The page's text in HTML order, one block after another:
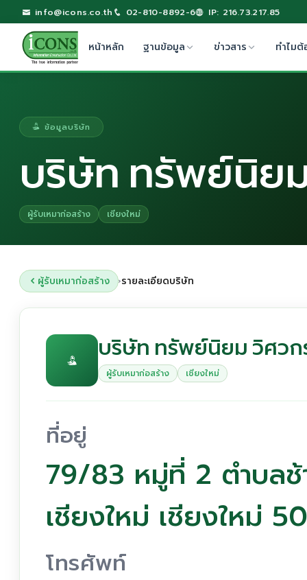
info@icons.co.th 02-810-8892-6 IP: 216.73.217.85
หน้าหลัก ฐานข้อมูล ข่าวสาร ทำไมต้
ข้อมูลบริษัท
บริษัท ทรัพย์นิย
ผู้รับเหมาก่อสร้าง เชียงใหม่
ผู้รับเหมาก่อสร้าง ›รายละเอียดบริษัท
บริษัท ทรัพย์นิยม วิศวก
ผู้รับเหมาก่อสร้าง เชียงใหม่
ที่อยู่
79/83 หมู่ที่ 2 ตำบลช้
เชียงใหม่ เชียงใหม่
โทรศัพท์